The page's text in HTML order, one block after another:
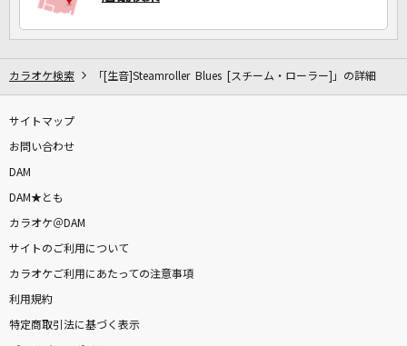
カラオケ検索 「[生音]Steamroller Blues [スチーム・ローラー]」の詳細
サイトマップ
お問い合わせ
DAM
DAM★とも
カラオケ＠DAM
サイトのご利用について
カラオケご利用にあたっての注意事項
利用規約
特定商取引法に基づく表示